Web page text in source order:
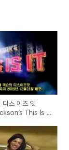
디스 이즈 잇
This Is It)